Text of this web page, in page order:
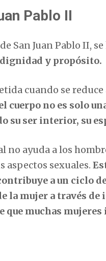
Pablo II
San Juan Pablo II,
y propósito.
cuando se reduce
cuerpo no es solo
su ser interior, su
ayuda a los
aspectos sexuales.
a un ciclo
mujer a través de
que muchas